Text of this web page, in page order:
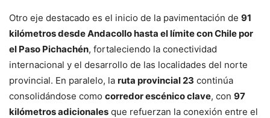
Otro eje destacado es el inicio de la pavimentación de 91
kilómetros desde Andacollo hasta el límite con Chile por
el Paso Pichachén, fortaleciendo la conectividad
internacional y el desarrollo de las localidades del norte
provincial. En paralelo, la ruta provincial 23 continúa
consolidándose como corredor escénico clave, con 97
kilómetros adicionales que refuerzan la conexión entre el